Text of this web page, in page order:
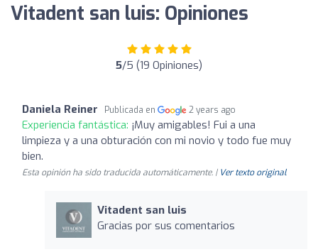
Vitadent san luis: Opiniones
5/5 (19 Opiniones)
Daniela Reiner Publicada en 2 years ago
Experiencia fantástica: ¡Muy amigables! Fui a una
limpieza y a una obturación con mi novio y todo fue muy
bien.
Esta opinión ha sido traducida automáticamente. | Ver texto original
Vitadent san luis
Gracias por sus comentarios